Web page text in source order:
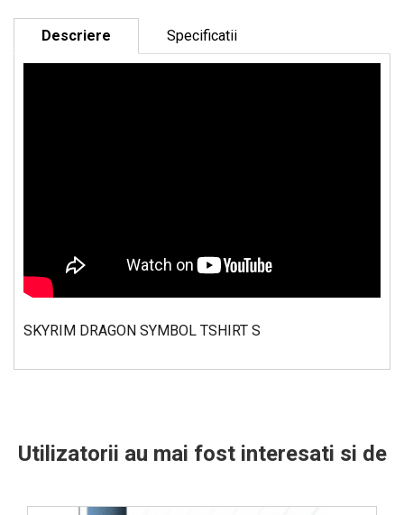
Descriere Specificatii
SKYRIM DRAGON SYMBOL TSHIRT S
Utilizatorii au mai fost interesati si de